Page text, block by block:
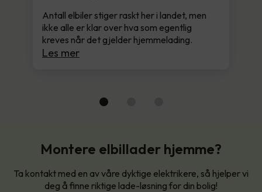
Antall elbiler stiger raskt her i landet, men
ikke alle er klar over hva som egentlig
kreves når det gjelder hjemmelading.
Les mer
Montere elbillader hjemme?
Ta kontakt med en av våre dyktige elektrikere, så hjelper vi
deg å finne riktige lade-løsning for din bolig!